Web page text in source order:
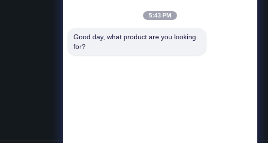
5:43 PM
Good day, what product are you looking
for?